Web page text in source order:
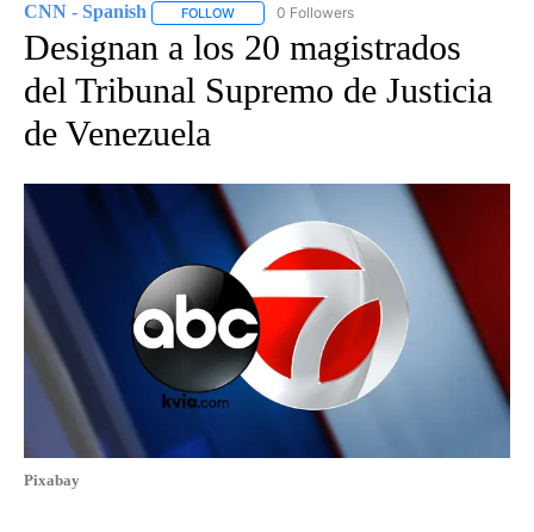
CNN - Spanish FOLLOW FOLLOW "CNN - SPANISH" TO RECEIVE
0 Followers
Designan a los 20 magistrados
del Tribunal Supremo de Justicia
de Venezuela
Pixabay